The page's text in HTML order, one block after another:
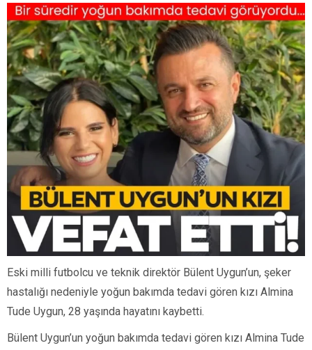
Eski milli futbolcu ve teknik direktör Bülent Uygun’un, şeker
hastalığı nedeniyle yoğun bakımda tedavi gören kızı Almina
Tude Uygun, 28 yaşında hayatını kaybetti.
Bülent Uygun’un yoğun bakımda tedavi gören kızı Almina Tude